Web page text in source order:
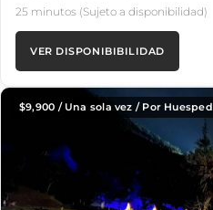
25 minutos (Sujeto a disponibilidad)
VER DISPONIBIBILIDAD
$9,900 / Una sola vez / Por Huesped